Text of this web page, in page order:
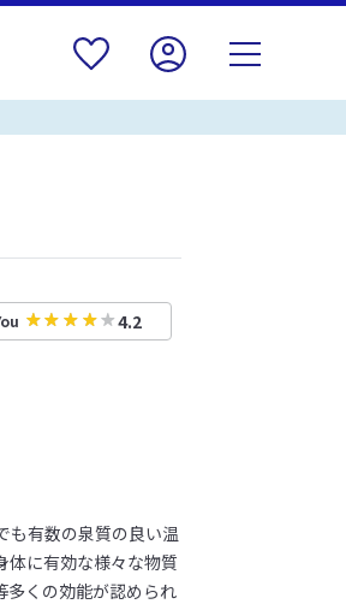
4.2
も有数の泉質の良い温
体に有効な様々な物質
多くの効能が認められ